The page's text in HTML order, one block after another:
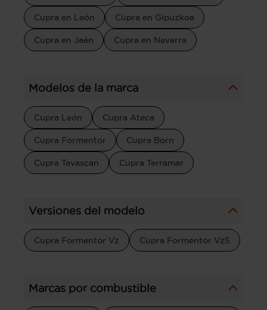
Cupra en León Cupra en Gipuzkoa
Cupra en Jaén Cupra en Navarra
Modelos de la marca
Cupra León Cupra Ateca
Cupra Formentor Cupra Born
Cupra Tavascan Cupra Terramar
Versiones del modelo
Cupra Formentor Vz Cupra Formentor Vz5
Marcas por combustible